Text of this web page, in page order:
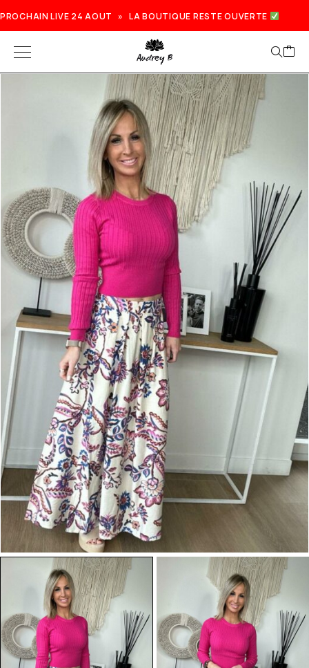
PROCHAIN LIVE 24 AOUT » LA BOUTIQUE RESTE OUVERTE